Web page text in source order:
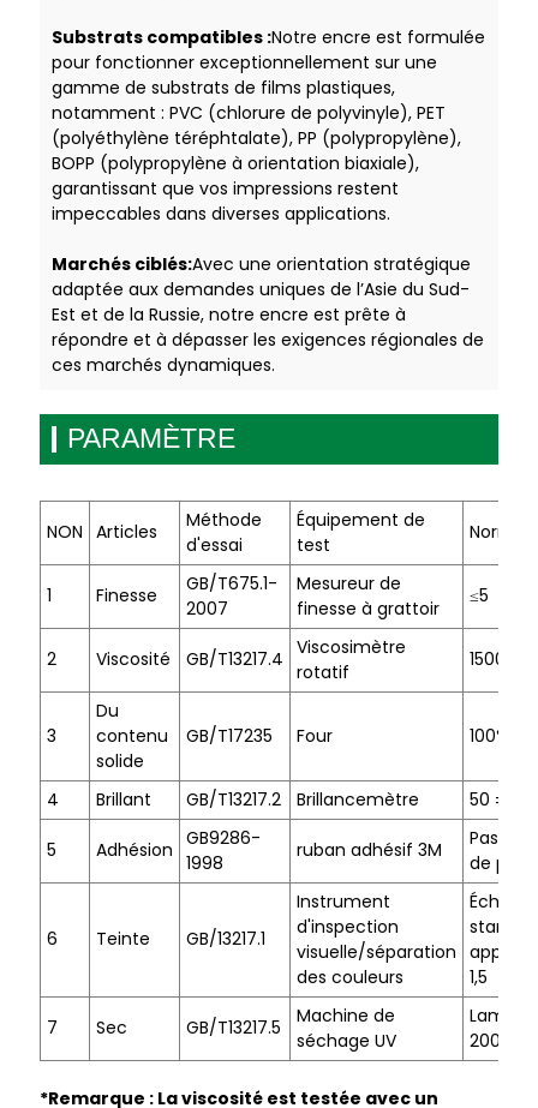
Substrats compatibles :Notre encre est formulée
pour fonctionner exceptionnellement sur une
gamme de substrats de films plastiques,
notamment : PVC (chlorure de polyvinyle), PET
(polyéthylène téréphtalate), PP (polypropylène),
BOPP (polypropylène à orientation biaxiale),
garantissant que vos impressions restent
impeccables dans diverses applications.
Marchés ciblés:Avec une orientation stratégique
adaptée aux demandes uniques de l’Asie du Sud-
Est et de la Russie, notre encre est prête à
répondre et à dépasser les exigences régionales de
ces marchés dynamiques.
PARAMÈTRE
NON Articles
Méthode
d'essai
Équipement de
test
Norme
1 Finesse
GB/T675.1-
2007
Mesureur de
finesse à grattoir
≤5
2 Viscosité GB/T13217.4 Viscosimètre
rotatif
1500-
3
Du
contenu
solide
GB/T17235 Four 100%-
4 Brillant GB/T13217.2 Brillancemètre 50 ± 5
5 Adhésion GB9286-
1998
ruban adhésif 3M
Pas de
de poils
6 Teinte GB/13217.1
Instrument
d'inspection
visuelle/séparation
des couleurs
1,5
7 Sec GB/T13217.5
Machine de
séchage UV
Lampe
*Remarque : La viscosité est testée avec un